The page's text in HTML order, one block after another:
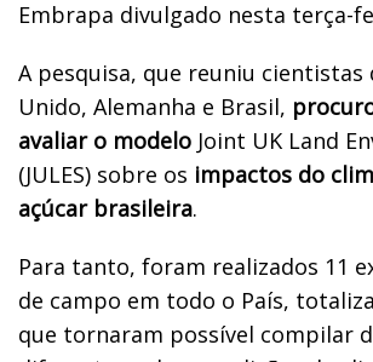
Embrapa divulgado nesta terça-
A pesquisa, que reuniu cientistas
Unido, Alemanha e Brasil,
avaliar o modelo Joint UK Land
(JULES) sobre os impactos do
açúcar brasileira.
Para tanto, foram realizados 11
de campo em todo o País,
que tornaram possível compilar